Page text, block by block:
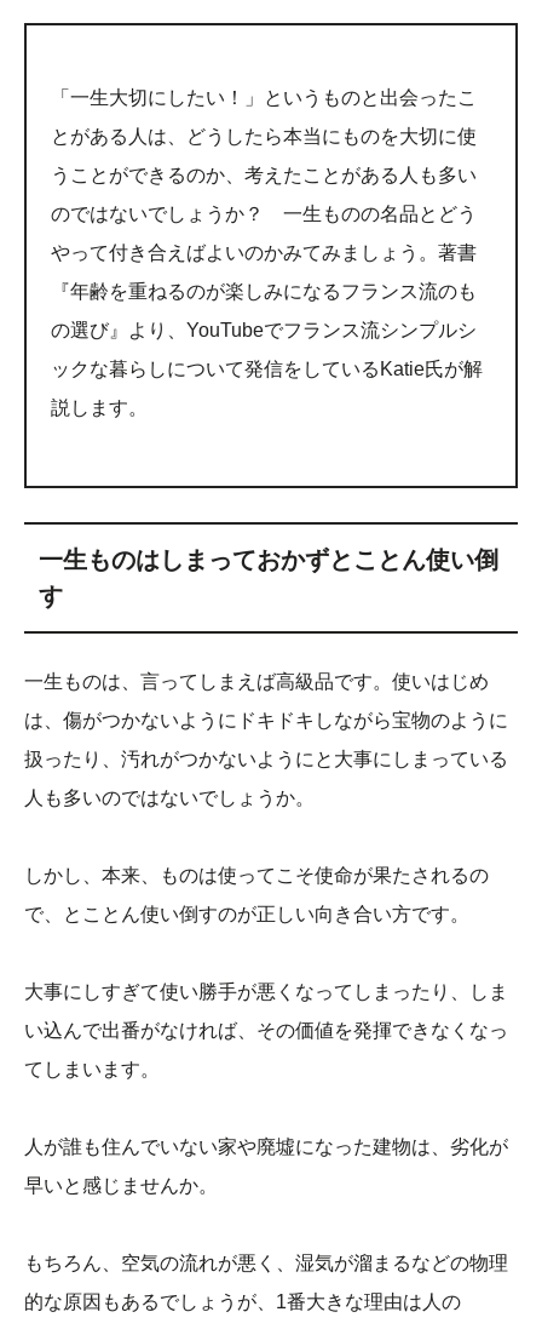
「一生大切にしたい！」というものと出会ったこ
とがある人は、どうしたら本当にものを大切に使
うことができるのか、考えたことがある人も多い
のではないでしょうか？ 一生ものの名品とどう
やって付き合えばよいのかみてみましょう。著書
『年齢を重ねるのが楽しみになるフランス流のも
の選び』より、YouTubeでフランス流シンプルシ
ックな暮らしについて発信をしているKatie氏が解
説します。
一生ものはしまっておかずとことん使い倒
す
一生ものは、言ってしまえば高級品です。使いはじめ
は、傷がつかないようにドキドキしながら宝物のように
扱ったり、汚れがつかないようにと大事にしまっている
人も多いのではないでしょうか。
しかし、本来、ものは使ってこそ使命が果たされるの
で、とことん使い倒すのが正しい向き合い方です。
大事にしすぎて使い勝手が悪くなってしまったり、しま
い込んで出番がなければ、その価値を発揮できなくなっ
てしまいます。
人が誰も住んでいない家や廃墟になった建物は、劣化が
早いと感じませんか。
もちろん、空気の流れが悪く、湿気が溜まるなどの物理
的な原因もあるでしょうが、1番大きな理由は人の